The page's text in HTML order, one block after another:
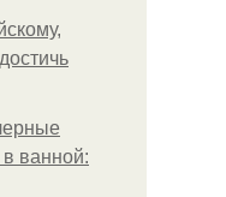
ванной: